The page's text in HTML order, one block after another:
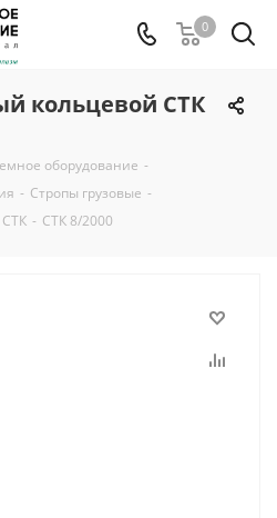
0
кольцевой СТК
оборудование -
- Стропы грузовые -
- СТК 8/2000